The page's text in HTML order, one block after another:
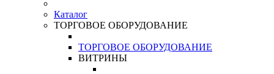
Каталог
ТОРГОВОЕ ОБОРУДОВАНИЕ
ТОРГОВОЕ ОБОРУДОВАНИЕ
ВИТРИНЫ